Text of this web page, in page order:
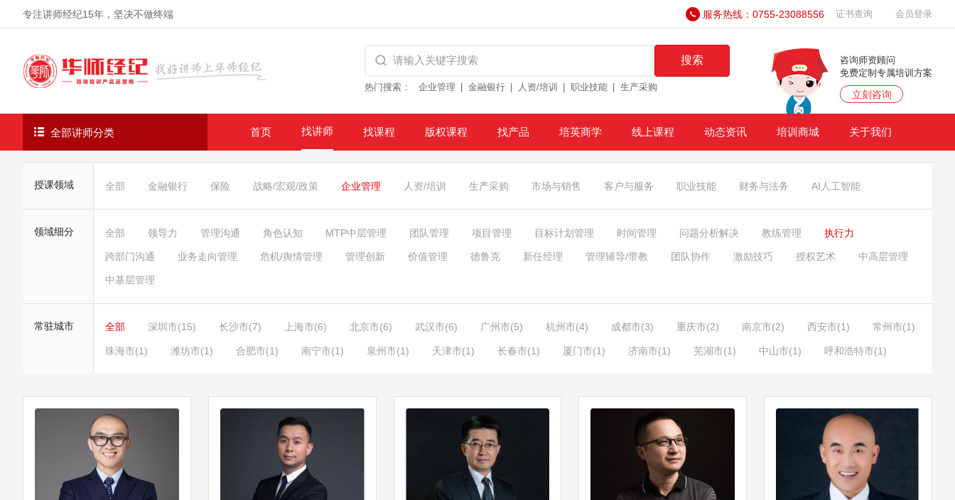
专注讲师经纪15年 ，坚决不做终端 服务热线：0755-23088556 证书查询 会员登录
搜索
热门搜索： 企业管理 金融银行 人资/培训 职业技能 生产采购
咨询师资顾问
免费定制专属培训方案
立刻咨询
全部讲师分类 首页 找讲师 找课程 版权课程 找产品 培英商学 线上课程 动态资讯 培训商城 关于我们
授课领域 全部 金融银行 保险 战略/宏观/政策 企业管理 人资/培训 生产采购 市场与销售 客户与服务 职业技能 财务与法务 AI人工智能
领域细分 全部 领导力 管理沟通 角色认知 MTP中层管理 团队管理 项目管理 目标计划管理 时间管理 问题分析解决 教练管理 执行力
跨部门沟通 业务走向管理 危机/舆情管理 管理创新 价值管理 德鲁克 新任经理 管理辅导/带教 团队协作 激励技巧 授权艺术 中高层管理
中基层管理
常驻城市 全部 深圳市(15) 长沙市(7) 上海市(6) 北京市(6) 武汉市(6) 广州市(5) 杭州市(4) 成都市(3) 重庆市(2) 南京市(2) 西安市(1) 常州市(1)
珠海市(1) 潍坊市(1) 合肥市(1) 南宁市(1) 泉州市(1) 天津市(1) 长春市(1) 厦门市(1) 济南市(1) 芜湖市(1) 中山市(1) 呼和浩特市(1)